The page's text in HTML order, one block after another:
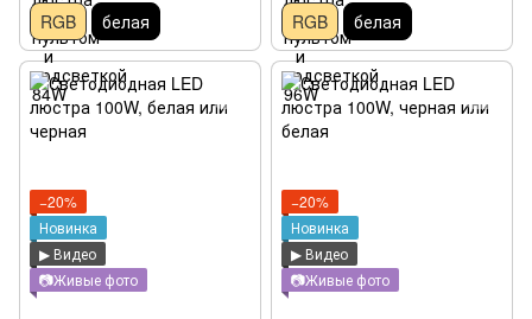
RGB белая RGB белая
−20%
Новинка
▶ Видео
📷Живые фото
−20%
Новинка
▶ Видео
📷Живые фото